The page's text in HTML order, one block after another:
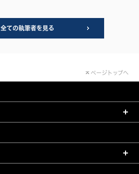
全ての執筆者を見る
ページトップへ